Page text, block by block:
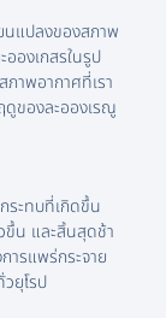
นแปลงของสภาพ
องเกสรในรูป
าพอากาศที่เรา
ของละอองเรณู
ระทบที่เกิดขึ้น
วขึ้น และสิ้นสุดช้า
รแพร่กระจาย
ยุโรป